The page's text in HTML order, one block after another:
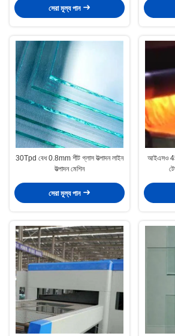
সেরা মূল্য পান
30Tpd বেধ 0.8mm শীট গ্লাস উত্পাদন লাইন
উত্পাদন মেশিন
সেরা মূল্য পান
আইএসও